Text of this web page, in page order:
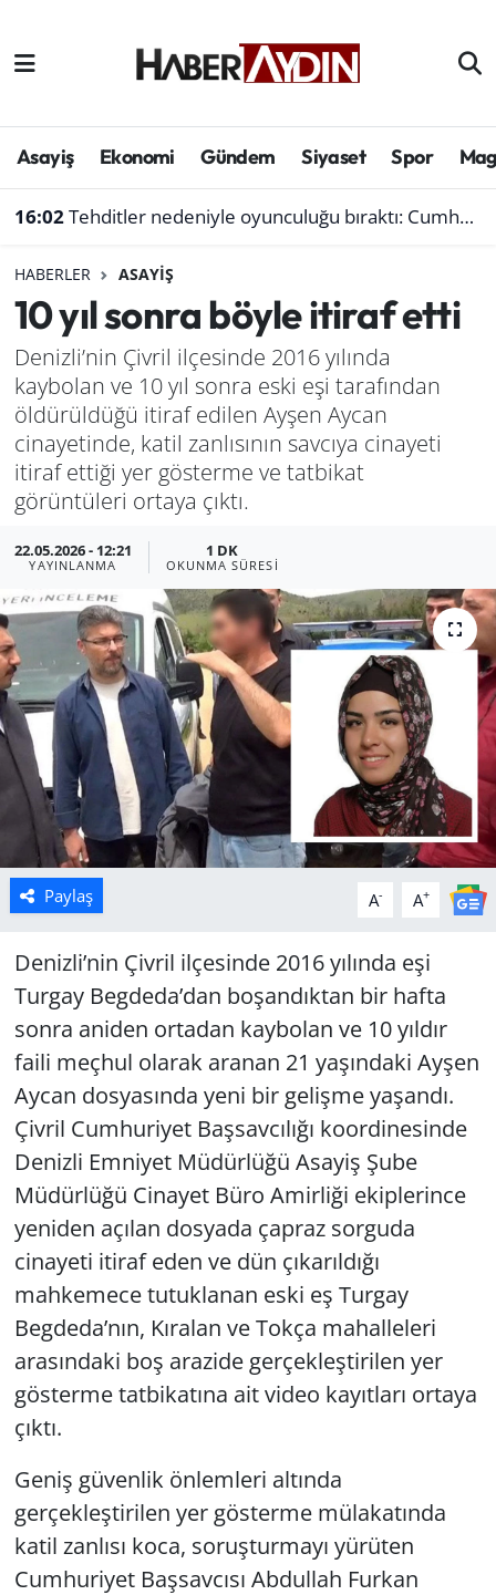
Asayiş Ekonomi Gündem Siyaset Spor
16:02Tehditler nedeniyle oyunculuğu bıraktı: Cumhurbaşkanı Erdoğan’a böyle seslendi
HABERLER ASAYIŞ
10 yıl sonra böyle itiraf etti
Denizli’nin Çivril ilçesinde 2016 yılında
kaybolan ve 10 yıl sonra eski eşi tarafından
öldürüldüğü itiraf edilen Ayşen Aycan
cinayetinde, katil zanlısının savcıya cinayeti
itiraf ettiği yer gösterme ve tatbikat
görüntüleri ortaya çıktı.
22.05.2026 - 12:21
YAYINLANMA
1 DK
OKUNMA SÜRESI
Paylaş A- A+
Denizli’nin Çivril ilçesinde 2016 yılında eşi
Turgay Begdeda’dan boşandıktan bir hafta
sonra aniden ortadan kaybolan ve 10 yıldır
faili meçhul olarak aranan 21 yaşındaki Ayşen
Aycan dosyasında yeni bir gelişme yaşandı.
Çivril Cumhuriyet Başsavcılığı koordinesinde
Denizli Emniyet Müdürlüğü Asayiş Şube
Müdürlüğü Cinayet Büro Amirliği ekiplerince
yeniden açılan dosyada çapraz sorguda
cinayeti itiraf eden ve dün çıkarıldığı
mahkemece tutuklanan eski eş Turgay
Begdeda’nın, Kıralan ve Tokça mahalleleri
arasındaki boş arazide gerçekleştirilen yer
gösterme tatbikatına ait video kayıtları ortaya
çıktı.
Geniş güvenlik önlemleri altında
gerçekleştirilen yer gösterme mülakatında
katil zanlısı koca, soruşturmayı yürüten
Cumhuriyet Başsavcısı Abdullah Furkan
Afyonkarahisar
Çevre
Genel
Haber
Izmir
Kütahya
Muğla
Politika
Uşak
Aydın Hava Durumu
Süper Lig Puan Durumu ve Fikstür
Son Dakika Haberleri
Haber Arşivi